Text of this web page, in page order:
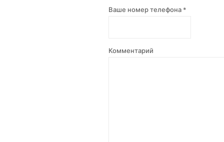
Комментарий
Ваше номер телефона *